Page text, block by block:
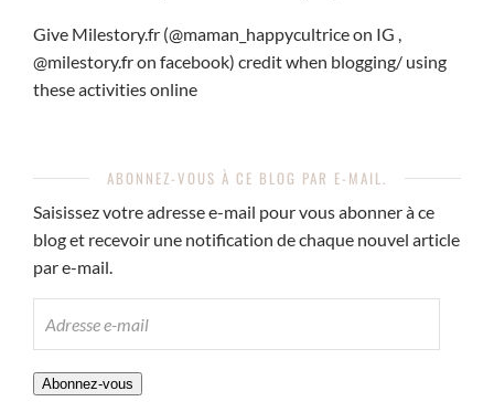
Give Milestory.fr (@maman_happycultrice on IG ,
@milestory.fr on facebook) credit when blogging/ using
these activities online
ABONNEZ-VOUS À CE BLOG PAR E-MAIL.
Saisissez votre adresse e-mail pour vous abonner à ce
blog et recevoir une notification de chaque nouvel article
par e-mail.
MAIL
Abonnez-vous